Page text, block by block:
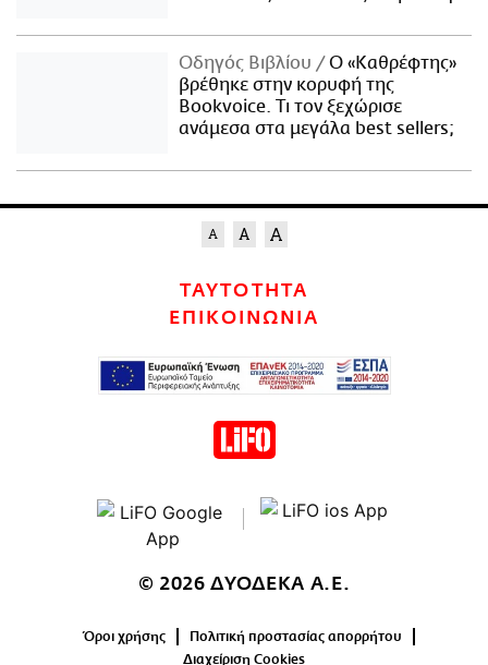
Οδηγός Βιβλίου
Ο «Καθρέφτης»
βρέθηκε στην κορυφή της
Bookvoice. Τι τον ξεχώρισε
ανάμεσα στα μεγάλα best sellers;
ΤΑΥΤΟΤΗΤΑ
ΕΠΙΚΟΙΝΩΝΙΑ
© 2026 ΔΥΟΔΕΚΑ Α.Ε.
Όροι χρήσης
Πολιτική προστασίας απορρήτου
Διαχείριση Cookies